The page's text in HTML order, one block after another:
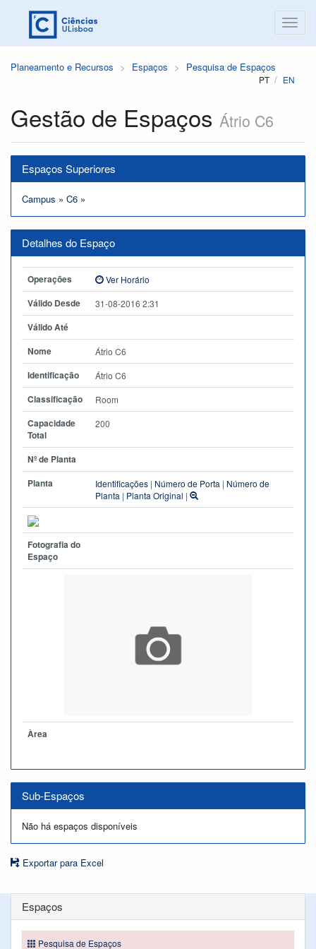
Planeamento e Recursos Espaços Pesquisa de Espaços
PT EN
Gestão de Espaços Átrio C6
Espaços Superiores
Campus » C6 »
Detalhes do Espaço
Operações Ver Horário
Válido Desde 31-08-2016 2:31
Válido Até
Nome
Átrio C6
Identificação Átrio C6
Classificação Room
Capacidade
Total
200
Nº de Planta
Planta
Identificações | Número de Porta | Número de
Planta | Planta Original |
Fotografia do
Espaço
Àrea
Sub-Espaços
Não há espaços disponíveis
Exportar para Excel
Espaços
Pesquisa de Espaços